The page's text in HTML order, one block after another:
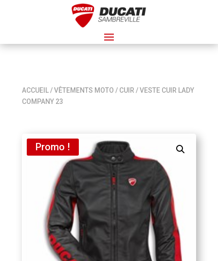
ACCUEIL/VÊTEMENTS MOTO / CUIR / VESTE CUIR LADY
COMPANY 23
Promo !